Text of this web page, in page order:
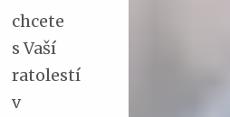
chcete
s Vaší
ratolestí
v